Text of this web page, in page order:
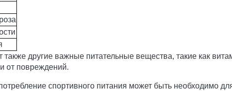
также другие важные питательные вещества, такие как
от повреждений.
спортивного питания может быть необходимо